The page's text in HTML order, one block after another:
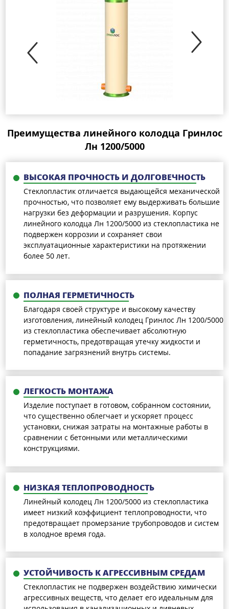
Преимущества линейного колодца Гринлос
Лн 1200/5000
ВЫСОКАЯ ПРОЧНОСТЬ И ДОЛГОВЕЧНОСТЬ
Стеклопластик отличается выдающейся механической
прочностью, что позволяет ему выдерживать большие
нагрузки без деформации и разрушения. Корпус
линейного колодца Лн 1200/5000 из стеклопластика не
подвержен коррозии и сохраняет свои
эксплуатационные характеристики на протяжении
более 50 лет.
ПОЛНАЯ ГЕРМЕТИЧНОСТЬ
Благодаря своей структуре и высокому качеству
изготовления, линейный колодец Гринлос Лн 1200/5000
из стеклопластика обеспечивает абсолютную
герметичность, предотвращая утечку жидкости и
попадание загрязнений внутрь системы.
ЛЕГКОСТЬ МОНТАЖА
Изделие поступает в готовом, собранном состоянии,
что существенно облегчает и ускоряет процесс
установки, снижая затраты на монтажные работы в
сравнении с бетонными или металлическими
конструкциями.
НИЗКАЯ ТЕПЛОПРОВОДНОСТЬ
Линейный колодец Лн 1200/5000 из стеклопластика
имеет низкий коэффициент теплопроводности, что
предотвращает промерзание трубопроводов и систем
в холодное время года.
УСТОЙЧИВОСТЬ К АГРЕССИВНЫМ СРЕДАМ
Стеклопластик не подвержен воздействию химически
агрессивных веществ, что делает его идеальным для